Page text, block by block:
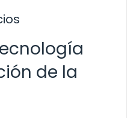
de la